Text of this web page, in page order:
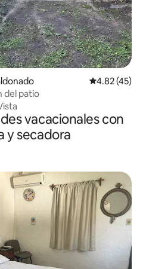
Calificación
4.82 (45)
del patio
vacacionales con
y secadora